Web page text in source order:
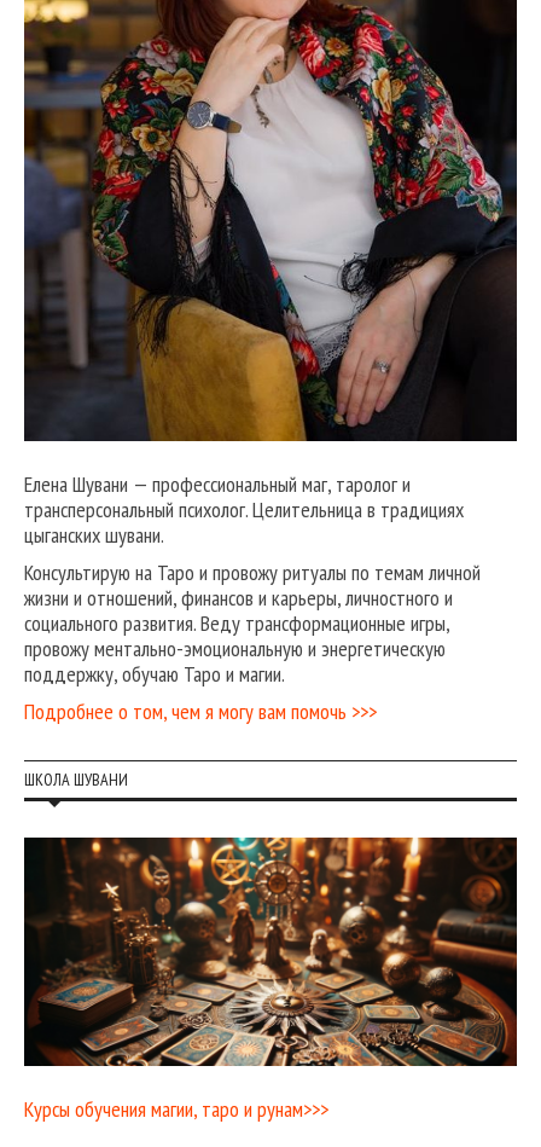
Елена Шувани — профессиональный маг, таролог и
трансперсональный психолог. Целительница в традициях
цыганских шувани.
Консультирую на Таро и провожу ритуалы по темам личной
жизни и отношений, финансов и карьеры, личностного и
социального развития. Веду трансформационные игры,
провожу ментально-эмоциональную и энергетическую
поддержку, обучаю Таро и магии.
Подробнее о том, чем я могу вам помочь >>>
ШКОЛА ШУВАНИ
Курсы обучения магии, таро и рунам>>>